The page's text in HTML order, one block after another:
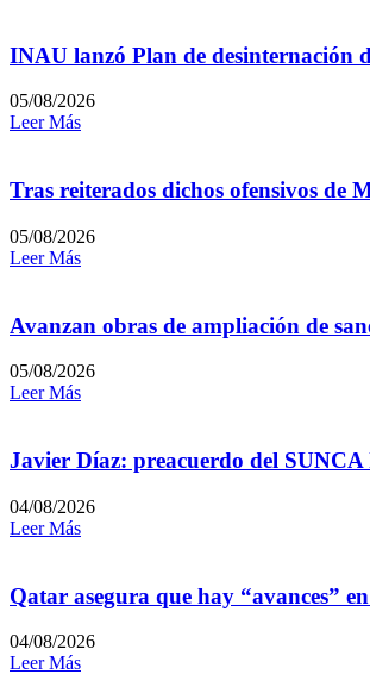
INAU lanzó Plan de desinternación
05/08/2026
Leer Más
Tras reiterados dichos ofensivos de
05/08/2026
Leer Más
Avanzan obras de ampliación de
05/08/2026
Leer Más
Javier Díaz: preacuerdo del SUNCA
04/08/2026
Leer Más
Qatar asegura que hay “avances”
04/08/2026
Leer Más